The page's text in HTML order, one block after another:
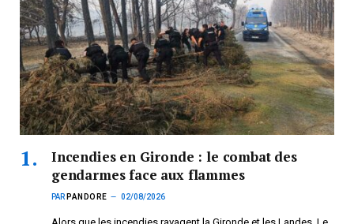
Incendies en Gironde : le combat des
gendarmes face aux flammes
PAR PANDORE 02/08/2026